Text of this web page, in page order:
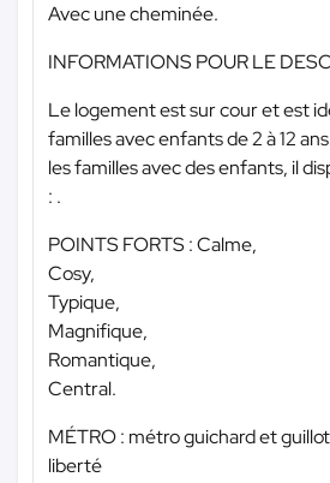
Avec une cheminée.
INFORMATIONS POUR LE
Le logement est sur cour et est
familles avec enfants de 2 à 12
les familles avec des enfants, il
: .
POINTS FORTS : Calme,
Cosy,
Typique,
Magnifique,
Romantique,
Central.
MÉTRO : métro guichard et
liberté